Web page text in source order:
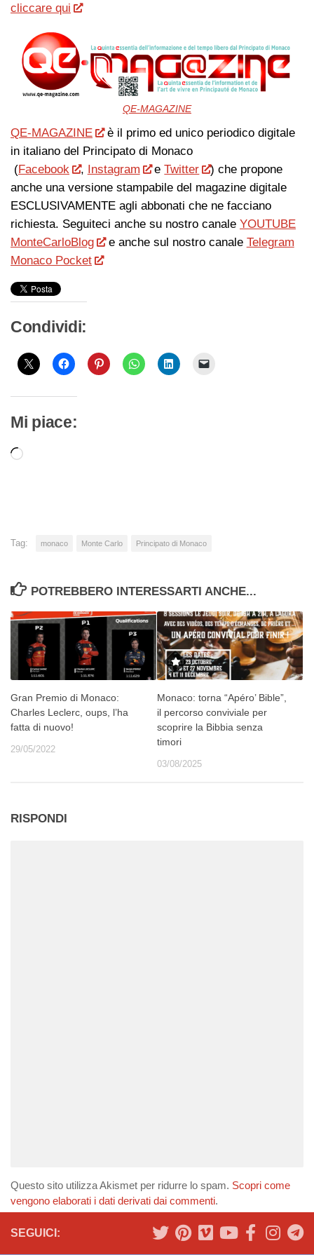
cliccare qui
QE-MAGAZINE
QE-MAGAZINE
è il primo ed unico periodico digitale
in italiano del Principato di Monaco
(Facebook , Instagram eTwitter
) che propone
anche una versione stampabile del magazine digitale
ESCLUSIVAMENTE agli abbonati che ne facciano
richiesta. Seguiteci anche su nostro canale YOUTUBE
MonteCarloBlog
e anche sul nostro canale Telegram
Monaco Pocket
Condividi:
Mi piace:
Caricamento
Tag: monaco Monte Carlo Principato di Monaco
POTREBBERO INTERESSARTI ANCHE...
Gran Premio di Monaco:
Charles Leclerc, oups, l’ha
fatta di nuovo!
29/05/2022
Monaco: torna “Apéro’ Bible”,
il percorso conviviale per
scoprire la Bibbia senza
timori
03/08/2025
RISPONDI
Questo sito utilizza Akismet per ridurre lo spam. Scopri come
vengono elaborati i dati derivati dai commenti.
SEGUICI: